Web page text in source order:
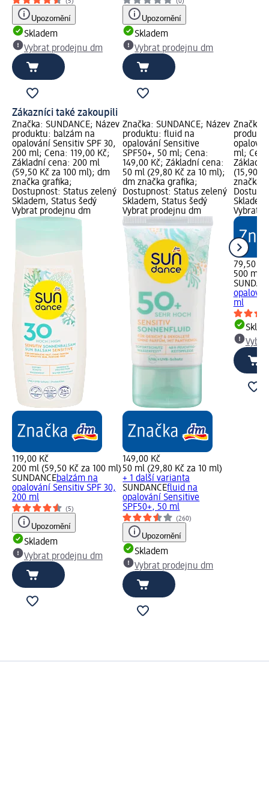
Upozornění
Skladem
Vybrat prodejnu dm
Upozornění
Skladem
Vybrat prodejnu dm
Zákazníci také zakoupili
Značka: SUNDANCE; Název
produktu: balzám na
opalování Sensitiv SPF 30,
200 ml; Cena: 119,00 Kč;
Základní cena: 200 ml
(59,50 Kč za 100 ml); dm
značka grafika;
Dostupnost: Status zelený
Skladem, Status šedý
Vybrat prodejnu dm
119,00 Kč
200 ml (59,50 Kč za 100 ml)
SUNDANCEbalzám na
opalování Sensitiv SPF 30,
200 ml
(5)
Upozornění
Skladem
Vybrat prodejnu dm
Značka: SUNDANCE; Název
produktu: fluid na
opalování Sensitive
SPF50+, 50 ml; Cena:
149,00 Kč; Základní cena:
50 ml (29,80 Kč za 10 ml);
dm značka grafika;
Dostupnost: Status zelený
Skladem, Status šedý
Vybrat prodejnu dm
149,00 Kč
50 ml (29,80 Kč za 10 ml)
+ 1 další varianta
SUNDANCEfluid na
opalování Sensitive
SPF50+, 50 ml
(260)
Upozornění
Skladem
Vybrat prodejnu dm
Značka:
ml;
(15,90
značka
Vybrat
79,50 Kč
500 ml
ml